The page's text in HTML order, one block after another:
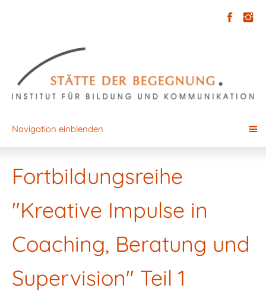
Navigation einblenden
Fortbildungsreihe
"Kreative Impulse in
Coaching, Beratung und
Supervision" Teil 1